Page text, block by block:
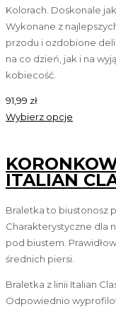
Kolorach. Doskonale
Wykonane z
przodu i ozdobione
na co dzień, jak i na
kobiecość.
91,99 zł
Wybierz opcje
ITALIAN
Braletka to biustonosz
Charakterystyczne dla
pod biustem.
średnich piersi.
Braletka z linii Italian
Odpowiednio